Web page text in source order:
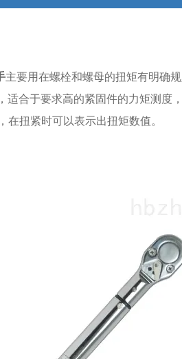
主要用在螺栓和螺母的扭矩有明确
合于要求高的紧固件的力矩测度
扭紧时可以表示出扭矩数值。